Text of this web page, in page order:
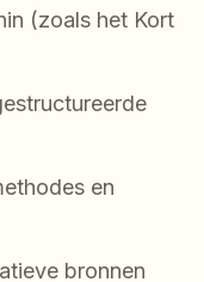
(zoals het Kort
en
bronnen